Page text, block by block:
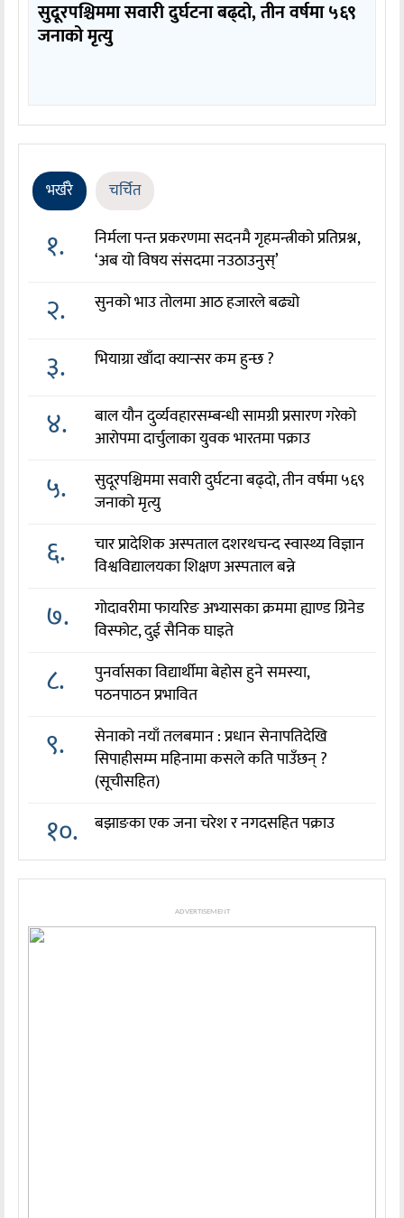
सुदूरपश्चिममा सवारी दुर्घटना बढ्दो, तीन वर्षमा ५६९
जनाको मृत्यु
भर्खरै चर्चित
१.
निर्मला पन्त प्रकरणमा सदनमै गृहमन्त्रीको प्रतिप्रश्न,
‘अब यो विषय संसदमा नउठाउनुस्’
२. सुनको भाउ तोलमा आठ हजारले बढ्यो
३. भियाग्रा खाँदा क्यान्सर कम हुन्छ ?
४.
बाल यौन दुर्व्यवहारसम्बन्धी सामग्री प्रसारण गरेको
आरोपमा दार्चुलाका युवक भारतमा पक्राउ
५.
सुदूरपश्चिममा सवारी दुर्घटना बढ्दो, तीन वर्षमा ५६९
जनाको मृत्यु
६.
चार प्रादेशिक अस्पताल दशरथचन्द स्वास्थ्य विज्ञान
विश्वविद्यालयका शिक्षण अस्पताल बन्ने
७.
गोदावरीमा फायरिङ अभ्यासका क्रममा ह्याण्ड ग्रिनेड
विस्फोट, दुई सैनिक घाइते
८.
पुनर्वासका विद्यार्थीमा बेहोस हुने समस्या,
पठनपाठन प्रभावित
९.
सेनाको नयाँ तलबमान : प्रधान सेनापतिदेखि
सिपाहीसम्म महिनामा कसले कति पाउँछन् ?
(सूचीसहित)
१०. बझाङका एक जना चरेश र नगदसहित पक्राउ
ADVERTISEMENT